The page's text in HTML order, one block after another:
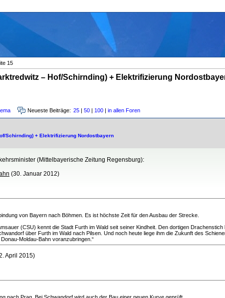
15
– Hof/Schirnding) + Elektrifizierung
Neueste Beiträge: 25 | 50 | 100 | in allen Foren
Schirnding) + Elektrifizierung Nordostbayern
(Mittelbayerische Zeitung Regensburg):
(30. Januar 2012)
von Bayern nach Böhmen. Es ist höchste Zeit für den Ausbau der Strecke.
(CSU) kennt die Stadt Furth im Wald seit seiner Kindheit. Den dortigen
über Furth im Wald nach Pilsen. Und noch heute liege ihm die Zukunft des
Moldau-Bahn voranzubringen.“
April 2015)
nach Prag. Bei Schwandorf wird auch der Bau einer neuen Kurve geprüft.